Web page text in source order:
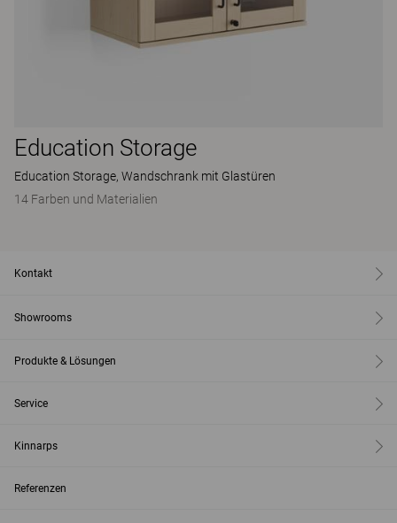
Education Storage
Education Storage, Wandschrank mit Glastüren
14 Farben und Materialien
Kontakt
Showrooms
Produkte & Lösungen
Service
Kinnarps
Referenzen